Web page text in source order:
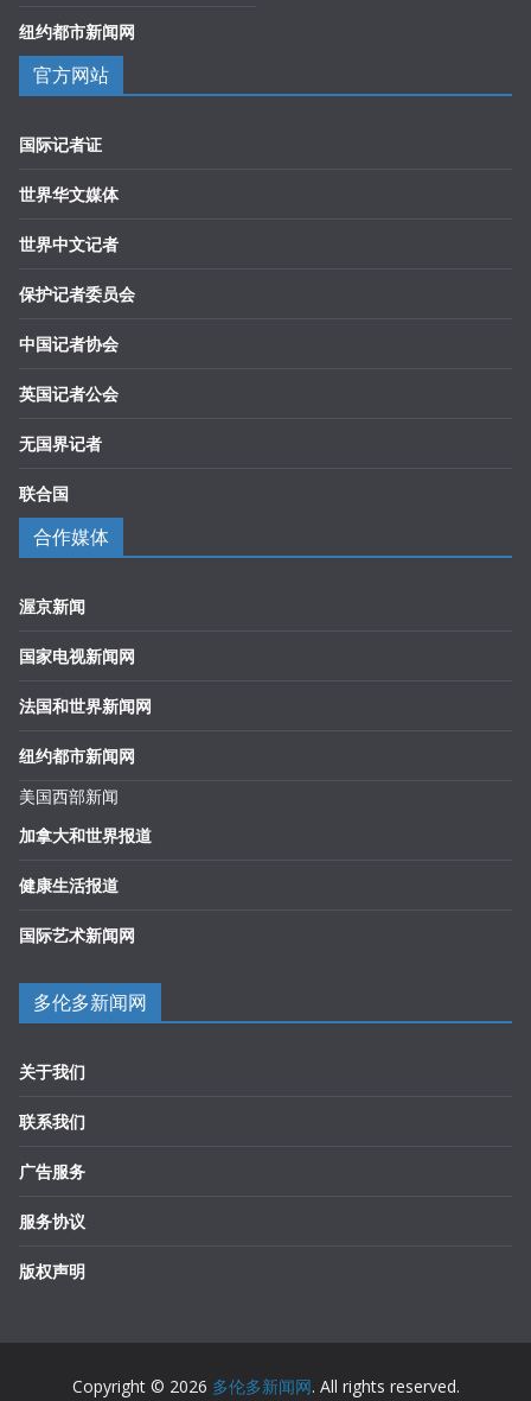
纽约都市新闻网
官方网站
国际记者证
世界华文媒体
世界中文记者
保护记者委员会
中国记者协会
英国记者公会
无国界记者
联合国
合作媒体
渥京新闻
国家电视新闻网
法国和世界新闻网
纽约都市新闻网
美国西部新闻
加拿大和世界报道
健康生活报道
国际艺术新闻网
多伦多新闻网
关于我们
联系我们
广告服务
服务协议
版权声明
Copyright © 2026 多伦多新闻网. All rights reserved.